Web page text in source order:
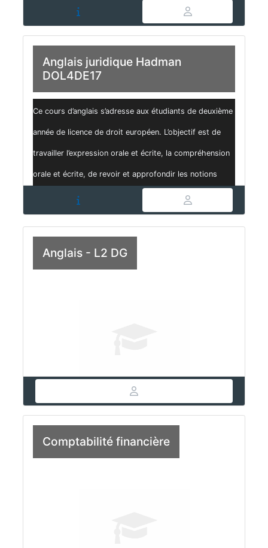
grammaticales et la syntax...
Anglais juridique Hadman
DOL4DE17
Ce cours d’anglais s’adresse aux étudiants de deuxième
année de licence de droit européen. L’objectif est de
travailler l’expression orale et écrite, la compréhension
orale et écrite, de revoir et approfondir les notions
grammaticales et la syntax...
Anglais - L2 DG
Comptabilité financière